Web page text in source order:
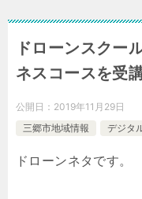
ドローンスクー
ネスコースを受
公開日： 2019年11月29日
三郷市地域情報
デジタ
ドローンネタです。